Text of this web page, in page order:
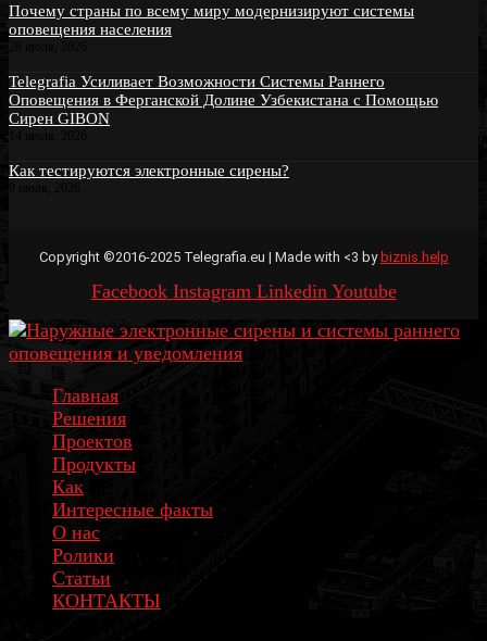
Почему страны по всему миру модернизируют системы
оповещения населения
Telegrafia Усиливает Возможности Системы Раннего
Оповещения в Ферганской Долине Узбекистана с Помощью
Сирен GIBON
Как тестируются электронные сирены?
Copyright ©2016-2025 Telegrafia.eu | Made with <3 bybiznis.help
Facebook Instagram Linkedin Youtube
Главная
Решения
Проектов
Продукты
Как
Интересные факты
О нас
Ролики
Статьи
КОНТАКТЫ